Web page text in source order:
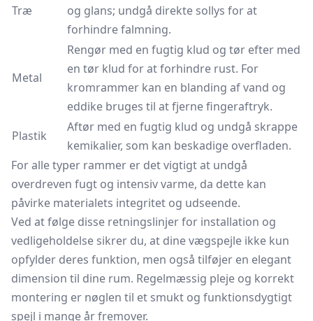
Træ
og glans; undgå direkte sollys for at
forhindre falmning.
Metal
Rengør med en fugtig klud og tør efter med
en tør klud for at forhindre rust. For
kromrammer kan en blanding af vand og
eddike bruges til at fjerne fingeraftryk.
Plastik
Aftør med en fugtig klud og undgå skrappe
kemikalier, som kan beskadige overfladen.
For alle typer rammer er det vigtigt at undgå
overdreven fugt og intensiv varme, da dette kan
påvirke materialets integritet og udseende.
Ved at følge disse retningslinjer for installation og
vedligeholdelse sikrer du, at dine vægspejle ikke kun
opfylder deres funktion, men også tilføjer en elegant
dimension til dine rum. Regelmæssig pleje og korrekt
montering er nøglen til et smukt og funktionsdygtigt
spejl i mange år fremover.